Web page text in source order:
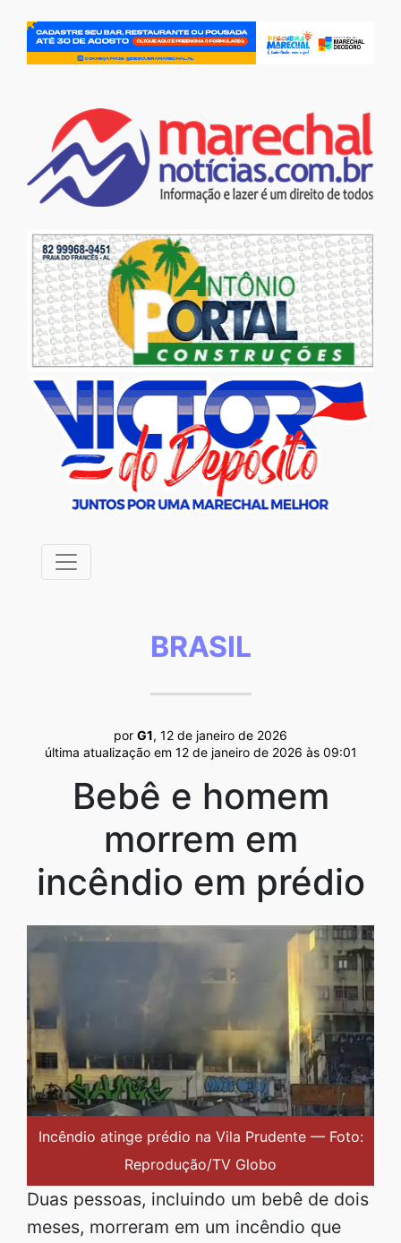
BRASIL
por G1, 12 de janeiro de 2026
última atualização em 12 de janeiro de 2026 às 09:01
Bebê e homem
morrem em
incêndio em prédio
Incêndio atinge prédio na Vila Prudente — Foto:
Reprodução/TV Globo
Duas pessoas, incluindo um bebê de dois
meses, morreram em um incêndio que